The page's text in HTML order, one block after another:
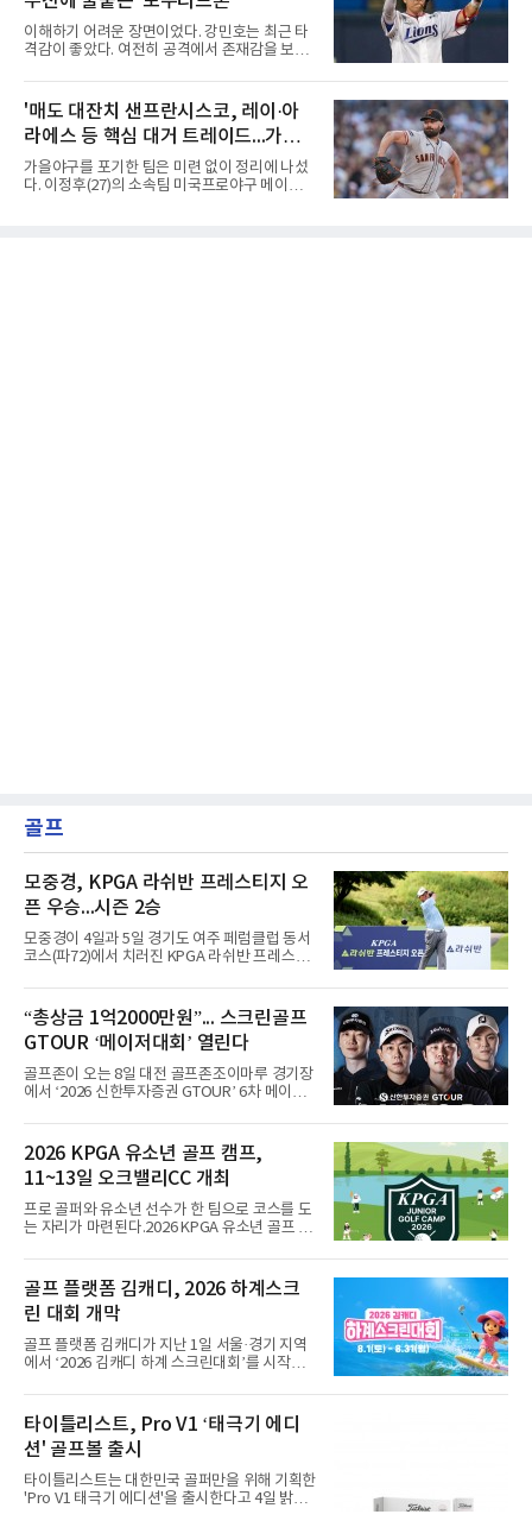
를 보이며 세트스코어 3-1(25-19, 25-22, 21-
25, 25-23)으로 꺾었다. 인하부고도 부산동성고
를 맞아 뛰어난 조직력을 바탕으로 삼아 3-0(25-
19, 25-19, 25-23)으로 완승을 거두고 4강에 합
다. ◇4일 전적
이해하기 어려운 장면이었다. 강민호는 최근 타
격감이 좋았다. 여전히 공격에서 존재감을 보여
데 갑작스럽게 1군 엔트리에서 제외됐다. 팬들
사이에서 성적이 떨어진 주전 선수를 쉬게 하는
상황도 아니고, 부상으로 빠지는 것도 아니라면
'왜 지금인가'라는 의문이 생길 수밖에 없다.특히
시점이 겹쳤다. 삼성 외국인 투수들이 잇따라 난
타를 당했고, 일부 팬들은 그 원인을 강민호의
포수 리드에서 찾기 시작했다. 이른바 '포수리드
'매도 대잔치 샌프란시스코, 레이·아
라에스 등 핵심 대거 트레이드...가을
포기
가을야구를 포기한 팀은 미련 없이 정리에 나섰
다. 이정후(27)의 소속팀 미국프로야구 메이저
골프
모중경, KPGA 라쉬반 프레스티지 오
픈 우승...시즌 2승
모중경이 4일과 5일 경기도 여주 페럼클럽 동서
코스(파72)에서 치러진 KPGA 라쉬반 프레스티
드 합계 8언더파 136타를 적어내며 한국프로골
프 챔피언스투어 시즌 2승째를 신고했다.우승
상금은 2천400만원이다. 이번 우승으로 챔피언
스투어 통산 7승 고지를 밟았다.5언더파 139타
를 친 장익제와 최호성이 공동 2위를 나눠 가졌
고, 4언더파 140타의 손준호가 4위에 자리했다.
“총상금 1억2000만원”... 스크린골프
GTOUR ‘메이저대회’ 열린다
골프존이 오는 8일 대전 골프존조이마루 경기장
에서 ‘2026 신한투자증권 GTOUR’ 6차 메이저
대회는 총상금 1억 2천만원 규모로, 우승자에게
는 상금 2천 5백만원과 대상&신인상 포인트 3천
점을 지급하고 3년간의 GTOUR 시드권을 부여
한다. KPGA 투어프로 중 1, 2라운드 합산 1위에
게는 오는 9월 17일부터 20일까지 골프존카운
티 선산에서 열리는 KPGA ‘골프존 오픈’ 출전권
을 부여한다.대회는 골프존 투비전NX플러스 투
다. 시드권자와 예선통과자, 신인 및 초청 선수,
오프라인 예선전을 통해 선발
2026 KPGA 유소년 골프 캠프,
11~13일 오크밸리CC 개최
프로 골퍼와 유소년 선수가 한 팀으로 코스를 도
는 자리가 마련된다.2026 KPGA 유소년 골프 캠
리CC에서 열린다. 유소년 골프 저변을 넓히기
위해 2024년 시작돼 올해 3년 연속 개최되는 행
사다.참가 규모는 프로 20명과 유소년 60명. 올
시즌 상반기 우승자인 문동현, 최찬, 오승택, 이
상엽 등이 이름을 올렸다.운영 방식이 특징적이
다. 프로 1명과 유소년 3명이 한 팀을 이뤄 18홀
코스 플레이와 쇼트 게임을 훈련하고, 멘토와 대
어 설렌다"고 밝혔다.이번 캠프는 문화체육관광
부와 국민체육진흥공단의
골프 플랫폼 김캐디, 2026 하계스크
린 대회 개막
골프 플랫폼 김캐디가 지난 1일 서울·경기 지역
에서 ‘2026 김캐디 하계 스크린대회’를 시작했
캐디 앱 이용자라면 무료로 참여할 수 있다. 김캐
디 앱에서 대회 참가 신청 후 지도에서 공식 참여
매장을 확인하고 예약하면 된다. 공식 참여 매장
에서 총 3개의 지정 코스 중 원하는 코스를 플레
이하면 대회 기록이 자동으로 반영된다. 앱 내 리
더보드에서는 자신의 스코어와 현재 순위를 실
시간으로 확인할 수 있다. 김캐디는 이번 대회를
타이틀리스트, Pro V1 ‘태극기 에디
션' 골프볼 출시
타이틀리스트는 대한민국 골퍼만을 위해 기획한
'Pro V1 태극기 에디션'을 출시한다고 4일 밝혔